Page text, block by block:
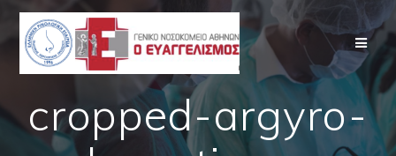
Skip
content
cropped-argyro-